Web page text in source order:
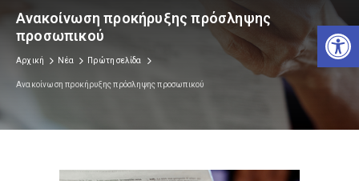
Ανακοίνωση προκήρυξης πρόσληψης
προσωπικού
Αρχική Νέα Πρώτη σελίδα
Ανακοίνωση προκήρυξης πρόσληψης προσωπικού